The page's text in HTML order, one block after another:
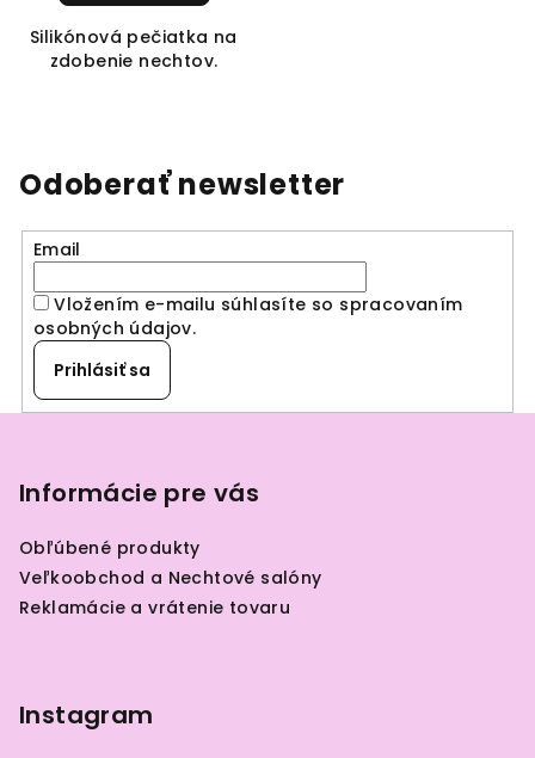
Silikónová pečiatka na
zdobenie nechtov.
Odoberať newsletter
Email
Vložením e-mailu súhlasíte so spracovaním
osobných údajov.
Prihlásiť sa
Informácie pre vás
Obľúbené produkty
Veľkoobchod a Nechtové salóny
Reklamácie a vrátenie tovaru
Instagram